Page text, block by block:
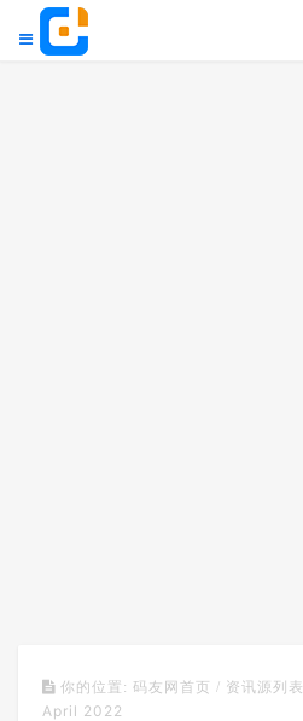
你的位置: 码友网首页 / 资讯源列表
April 2022